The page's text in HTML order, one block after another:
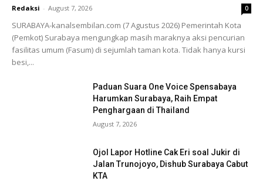
Redaksi - August 7, 2026 0
SURABAYA-kanalsembilan.com (7 Agustus 2026) Pemerintah Kota
(Pemkot) Surabaya mengungkap masih maraknya aksi pencurian
fasilitas umum (Fasum) di sejumlah taman kota. Tidak hanya kursi
besi,...
Paduan Suara One Voice Spensabaya
Harumkan Surabaya, Raih Empat
Penghargaan di Thailand
August 7, 2026
Ojol Lapor Hotline Cak Eri soal Jukir di
Jalan Trunojoyo, Dishub Surabaya Cabut
KTA